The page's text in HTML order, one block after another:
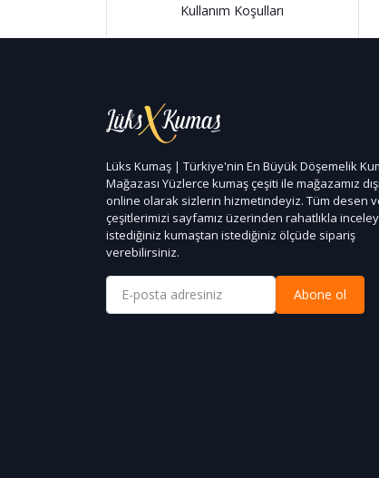
Kullanım Koşulları
Lüks Kumaş | Türkiye'nin En Büyük Döşemelik
Mağazası Yüzlerce kumaş çeşiti ile mağazamız
online olarak sizlerin hizmetindeyiz. Tüm desen
çeşitlerimizi sayfamız üzerinden rahatlıkla
istediğiniz kumaştan istediğiniz ölçüde sipariş
verebilirsiniz.
Abone ol